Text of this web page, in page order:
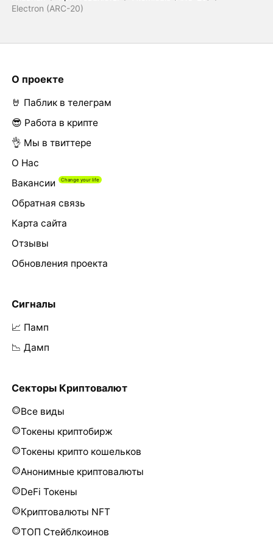
Electron (ARC-20)
О проекте
🤘 Паблик в телеграм
😎 Работа в крипте
👌 Мы в твиттере
О Нас
Вакансии
Обратная связь
Карта сайта
Отзывы
Обновления проекта
Сигналы
📈 Памп
📉 Дамп
Секторы Криптовалют
Все виды
Токены криптобирж
Токены крипто кошельков
Анонимные криптовалюты
DeFi Токены
Криптовалюты NFT
ТОП Стейблкоинов